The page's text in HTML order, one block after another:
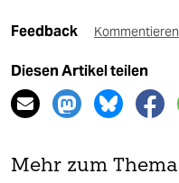
Feedback Kommentieren
Diesen Artikel teilen
Mehr zum Thema